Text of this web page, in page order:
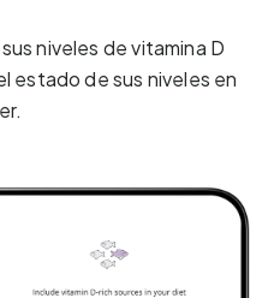
niveles de vitamina D
estado de sus niveles en